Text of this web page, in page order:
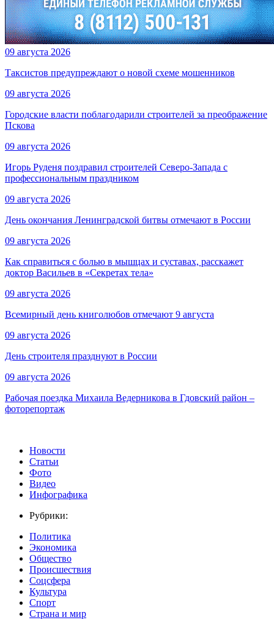
09 августа 2026
Таксистов предупреждают о новой схеме мошенников
09 августа 2026
Городские власти поблагодарили строителей за преображение
Пскова
09 августа 2026
Игорь Руденя поздравил строителей Северо-Запада с
профессиональным праздником
09 августа 2026
День окончания Ленинградской битвы отмечают в России
09 августа 2026
Как справиться с болью в мышцах и суставах, расскажет
доктор Васильев в «Секретах тела»
09 августа 2026
Всемирный день книголюбов отмечают 9 августа
09 августа 2026
День строителя празднуют в России
09 августа 2026
Рабочая поездка Михаила Ведерникова в Гдовский район –
фоторепортаж
Новости
Статьи
Фото
Видео
Инфографика
Рубрики:
Политика
Экономика
Общество
Происшествия
Соцсфера
Культура
Спорт
Страна и мир